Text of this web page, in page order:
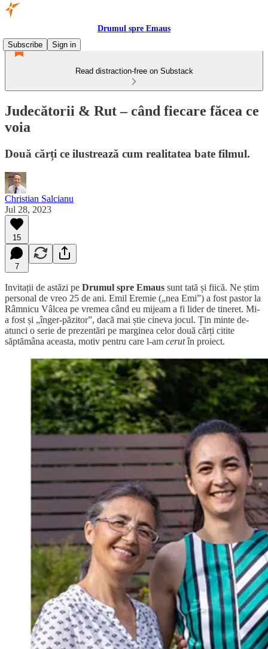
Drumul spre Emaus
Subscribe
Sign in
Read distraction-free on Substack
Judecătorii & Rut – când fiecare făcea ce
voia
Două cărți ce ilustrează cum realitatea bate filmul.
Christian Salcianu
Jul 28, 2023
15
7
Invitații de astăzi pe Drumul spre Emaus sunt tată și fiică. Ne știm
personal de vreo 25 de ani. Emil Eremie („nea Emi”) a fost pastor la
Râmnicu Vâlcea pe vremea când eu mijeam a fi lider de tineret. Mi-
a fost și „înger-păzitor”, dacă mai știe cineva jocul. Țin minte de-
atunci o serie de prezentări pe marginea celor două cărți citite
săptămâna aceasta, motiv pentru care l-am cerutîn proiect.